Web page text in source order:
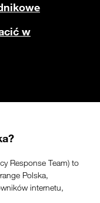
w
Response Team) to
Polska,
internetu,